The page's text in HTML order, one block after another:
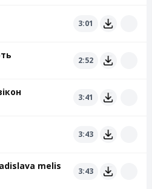
3:01
2:52
3:41
3:43
melis 3:43